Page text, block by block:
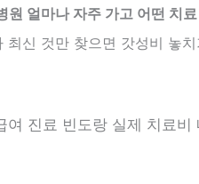
원 얼마나 자주 가고 어떤 치
신 것만 찾으면 갓성비 놓
진료 빈도랑 실제 치료비